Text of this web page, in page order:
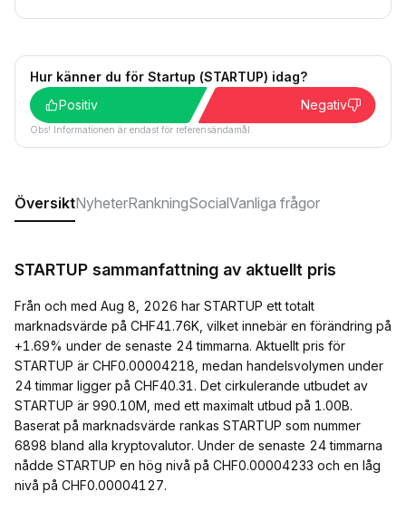
Hur känner du för Startup (STARTUP) idag?
Positiv
Negativ
Obs! Informationen är endast för referensändamål.
ÖversiktNyheterRankningSocialVanliga frågor
STARTUP sammanfattning av aktuellt pris
Från och med Aug 8, 2026 har STARTUP ett totalt
marknadsvärde på CHF41.76K, vilket innebär en förändring på
+1.69% under de senaste 24 timmarna. Aktuellt pris för
STARTUP är CHF0.00004218, medan handelsvolymen under
24 timmar ligger på CHF40.31. Det cirkulerande utbudet av
STARTUP är 990.10M, med ett maximalt utbud på 1.00B.
Baserat på marknadsvärde rankas STARTUP som nummer
6898 bland alla kryptovalutor. Under de senaste 24 timmarna
nådde STARTUP en hög nivå på CHF0.00004233 och en låg
nivå på CHF0.00004127.